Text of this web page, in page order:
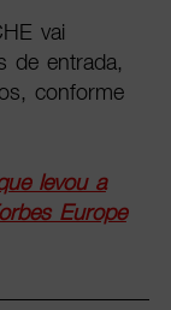
vai
de entrada,
conforme
levou a
Europe